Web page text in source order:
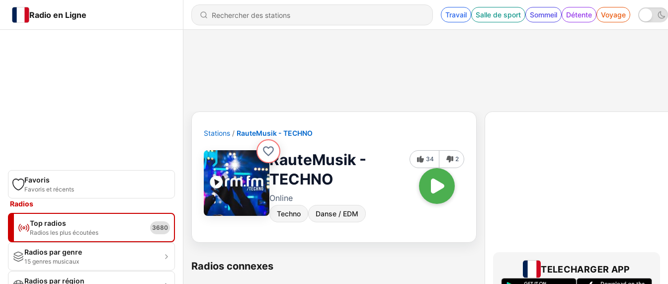
Radio en Ligne Travail Salle de sport Sommeil Détente Voyage
Favoris
Favoris et récents
Radios
Top radios
Radios les plus écoutées
3680
Radios par genre
15 genres musicaux
Radios par région
Stations RauteMusik - TECHNO
RauteMusik -
TECHNO
Online
Techno Danse / EDM
34 2
Radios connexes TELECHARGER APP